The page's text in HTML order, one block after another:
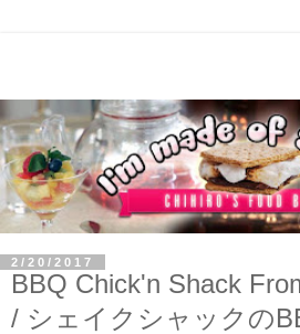
2/20/2017
BBQ Chick'n Shack
/ シェイクシャックの